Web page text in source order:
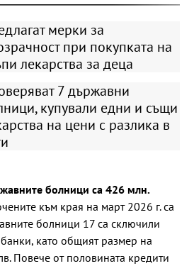
мерки за
при покупката на
лекарства за деца
7 държавни
купували едни и същи
на цени с разлика в
болници са 426 млн.
към края на март 2026 г. са
болници 17 са сключили
като общият размер на
Повече от половината кредити